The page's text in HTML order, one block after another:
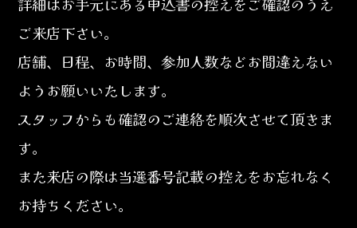
ご来店下さい。
店舗、日程、お時間、参加人数などお間違えない
ようお願いいたします。
スタッフからも確認のご連絡を順次させて頂きま
す。
また来店の際は当選番号記載の控えをお忘れなく
お持ちください。